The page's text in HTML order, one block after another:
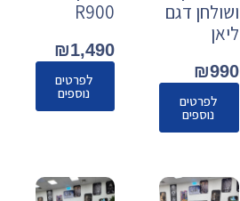
ושולחן דגם
ליאן
₪990
לפרטים
נוספים
R900
₪1,490
לפרטים
נוספים